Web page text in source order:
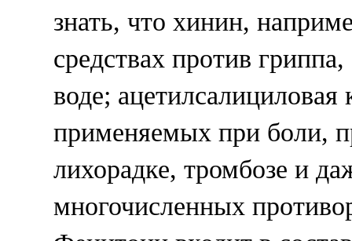
знать, что хинин,
средствах против
воде; ацетилсалициловая
применяемых при боли,
лихорадке, тромбозе и
многочисленных